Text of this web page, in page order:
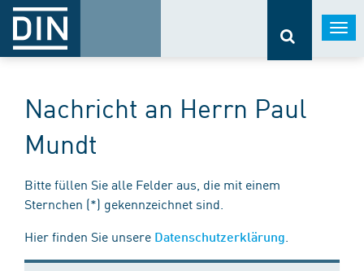
Nachricht an Herrn Paul
Mundt
Bitte füllen Sie alle Felder aus, die mit einem
Sternchen (*) gekennzeichnet sind.
Hier finden Sie unsere Datenschutzerklärung